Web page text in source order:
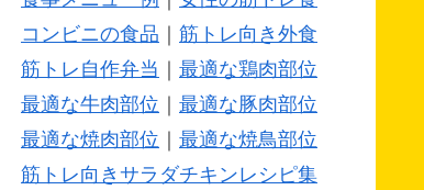
コンビニの食品
筋トレ向き外食
筋トレ自作弁当
最適な鶏肉部位
最適な牛肉部位
最適な豚肉部位
最適な焼肉部位
最適な焼鳥部位
筋トレ向きサラダチキンレシピ集